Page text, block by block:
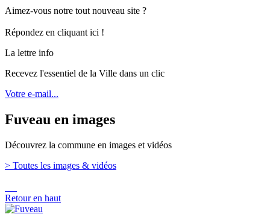
Aimez-vous notre tout nouveau site ?
Répondez en cliquant ici !
La lettre info
Recevez l'essentiel de la Ville dans un clic
Votre e-mail...
Fuveau en images
Découvrez la commune en images et vidéos
> Toutes les images & vidéos
Retour en haut